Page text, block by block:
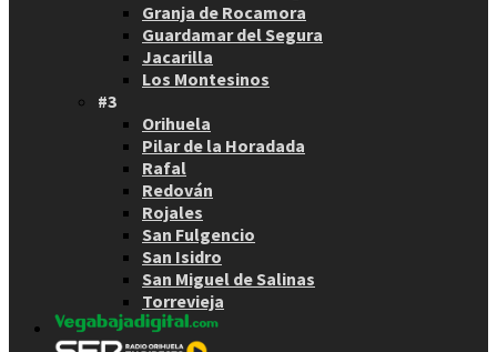
Granja de Rocamora
Guardamar del Segura
Jacarilla
Los Montesinos
#3
Orihuela
Pilar de la Horadada
Rafal
Redován
Rojales
San Fulgencio
San Isidro
San Miguel de Salinas
Torrevieja